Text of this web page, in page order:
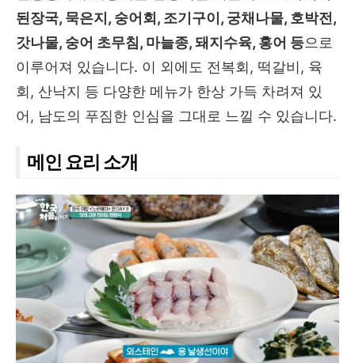
된장국, 묵은지, 숭어회, 조기구이, 궁채나물, 호박전,
갓나물, 숭어 초무침, 마늘종, 돼지수육, 홍어 등으로
이루어져 있습니다. 이 외에도 전복회, 떡갈비, 육
회, 산낙지 등 다양한 메뉴가 한상 가득 차려져 있
어, 남도의 푸짐한 인심을 그대로 느낄 수 있습니다.
메인 요리 소개